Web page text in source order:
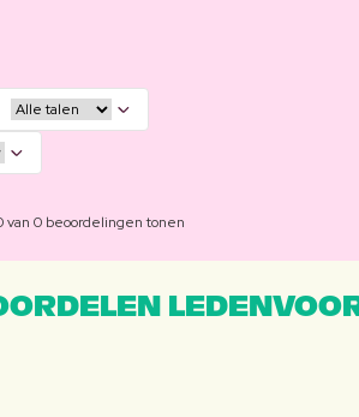
van 0 beoordelingen tonen